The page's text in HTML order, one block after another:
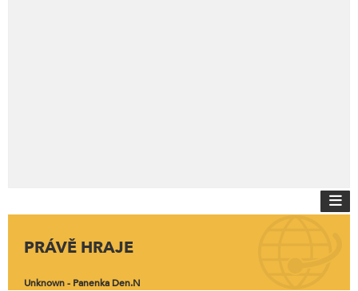
PRÁVĚ HRAJE
Unknown - Panenka Den.N